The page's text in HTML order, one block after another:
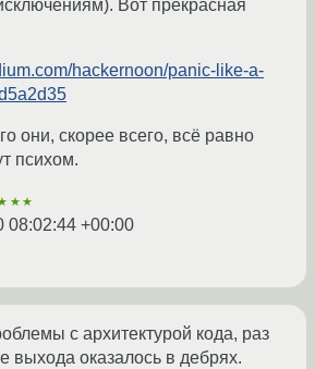
Вот прекрасная
hackernoon/panic-like-a-
они, скорее всего, всё равно
психом.
08:02:44 +00:00
с архитектурой кода, раз
выхода оказалось в дебрях.